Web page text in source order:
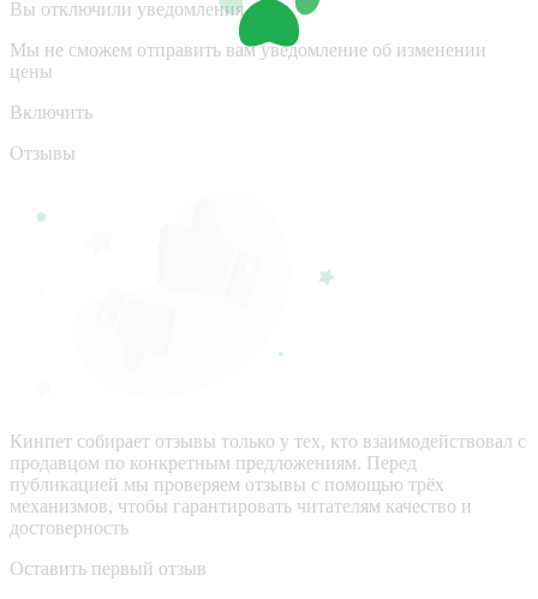
Вы отключили уведомления
Мы не сможем отправить вам уведомление об изменении
цены
Включить
Отзывы
Кинпет собирает отзывы только у тех, кто взаимодействовал с
продавцом по конкретным предложениям. Перед
публикацией мы проверяем отзывы с помощью трёх
механизмов, чтобы гарантировать читателям качество и
достоверность
Оставить первый отзыв